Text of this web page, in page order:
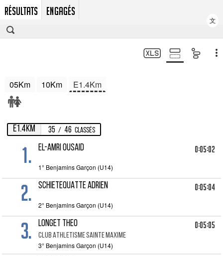
RÉSULTATS ENGAGÉS
文
05Km 10Km E1.4Km
E1.4Km 35 / 46 Classés
1. EL-AMRI OUSAID 0:05:02
1° Benjamins Garçon (U14)
2. SCHIETEQUATTE ADRIEN 0:05:04
2° Benjamins Garçon (U14)
3. LONGET THEO
CLUB ATHLETISME SAINTE MAXIME
0:05:05
3° Benjamins Garçon (U14)